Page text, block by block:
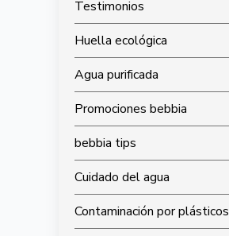
Testimonios
Huella ecológica
Agua purificada
Promociones bebbia
bebbia tips
Cuidado del agua
Contaminación por plásticos